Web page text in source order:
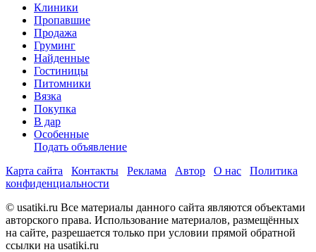
Клиники
Пропавшие
Продажа
Груминг
Найденные
Гостиницы
Питомники
Вязка
Покупка
В дар
Особенные
Подать объявление
Карта сайта
Контакты Реклама Автор О нас
Политика
конфиденциальности
© usatiki.ru Все материалы данного сайта являются объектами
авторского права. Использование материалов, размещённых
на сайте, разрешается только при условии прямой обратной
ссылки на usatiki.ru